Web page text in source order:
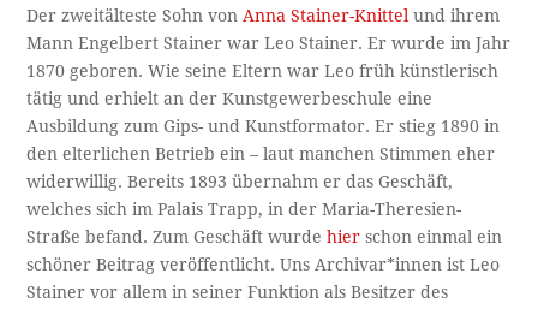
Der zweitälteste Sohn vonAnna Stainer-Knittel und ihrem
Mann Engelbert Stainer war Leo Stainer. Er wurde im Jahr
1870 geboren. Wie seine Eltern war Leo früh künstlerisch
tätig und erhielt an der Kunstgewerbeschule eine
Ausbildung zum Gips- und Kunstformator. Er stieg 1890 in
den elterlichen Betrieb ein – laut manchen Stimmen eher
widerwillig. Bereits 1893 übernahm er das Geschäft,
welches sich im Palais Trapp, in der Maria-Theresien-
Straße befand. Zum Geschäft wurdehier schon einmal ein
schöner Beitrag veröffentlicht. Uns Archivar*innen ist Leo
Stainer vor allem in seiner Funktion als Besitzer des